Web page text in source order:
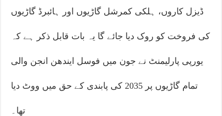
ڈیزل کاروں، ہلکی کمرشل گاڑیوں اور ہائبرڈ گاڑیوں
کی فروخت کو روک دیا جائے گا یہ بات قابل ذکر ہے کہ
یورپی پارلیمنٹ نے جون میں فوسل ایندھن انجن والی
تمام گاڑیوں پر 2035 کی پابندی کے حق میں ووٹ دیا
تھا۔